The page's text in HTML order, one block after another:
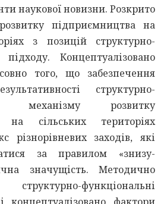
наукової новизни. Розкрито
підприємництва на
з позицій структурно-
підходу. Концептуалізовано
того, що забезпечення
структурно-
механізму розвитку
на сільських територіях
різнорівневих заходів, які
за правилом «знизу-
значущість. Методично
функціональні